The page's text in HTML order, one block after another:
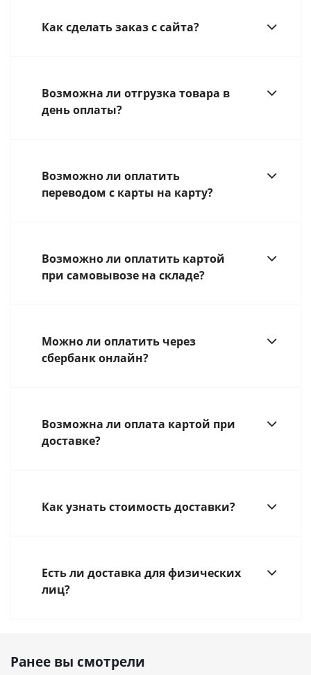
Как сделать заказ с сайта?
Возможна ли отгрузка товара в
день оплаты?
Возможно ли оплатить
переводом с карты на карту?
Возможно ли оплатить картой
при самовывозе на складе?
Можно ли оплатить через
сбербанк онлайн?
Возможна ли оплата картой при
доставке?
Как узнать стоимость доставки?
Есть ли доставка для физических
лиц?
Ранее вы смотрели